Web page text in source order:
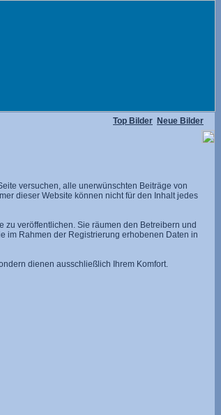
Top Bilder Neue Bilder
versuchen, alle unerwünschten Beiträge von
dieser Website können nicht für den Inhalt jedes
veröffentlichen. Sie räumen den Betreibern und
im Rahmen der Registrierung erhobenen Daten in
dienen ausschließlich Ihrem Komfort.